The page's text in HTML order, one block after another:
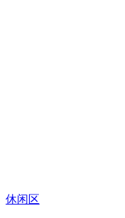
休闲区